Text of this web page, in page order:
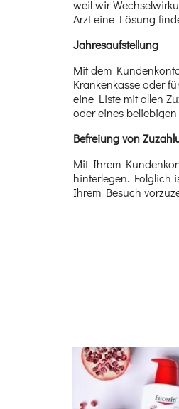
weil wir
Arzt eine Lösung
Jahresaufstellung
Mit dem
Krankenkasse oder
eine Liste mit allen
oder eines beliebigen
Befreiung von
Mit Ihrem
hinterlegen. Folglich
Ihrem Besuch